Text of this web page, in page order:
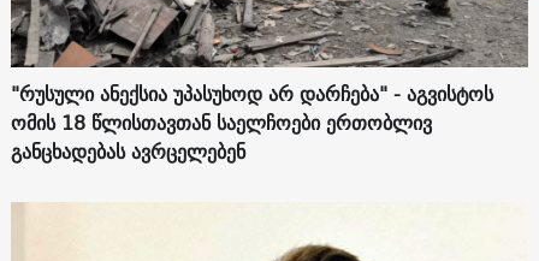
"რუსული ანექსია უპასუხოდ არ დარჩება" - აგვისტოს
ომის 18 წლისთავთან საელჩოები ერთობლივ
განცხადებას ავრცელებენ